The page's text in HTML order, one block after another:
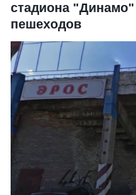
стадиона "Динамо"
пешеходов